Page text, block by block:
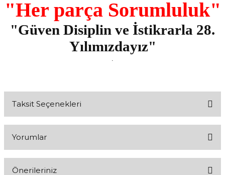
"Her parça Sorumluluk"
"Güven Disiplin ve İstikrarla 28.
Yılımızdayız"
.
Taksit Seçenekleri
Yorumlar
Önerileriniz